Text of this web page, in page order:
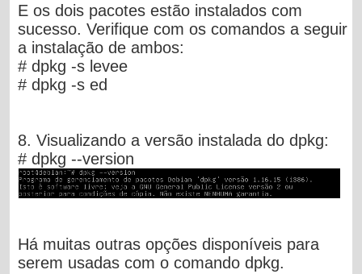
E os dois pacotes estão instalados com
sucesso. Verifique com os comandos a seguir
a instalação de ambos:
# dpkg -s levee
# dpkg -s ed
8. Visualizando a versão instalada do dpkg:
# dpkg --version
Há muitas outras opções disponíveis para
serem usadas com o comando dpkg.